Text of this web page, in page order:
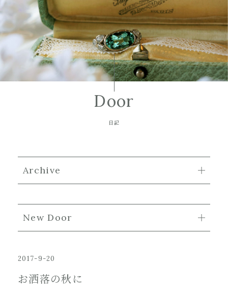
Door
日記
Archive
New Door
2017-9-20
お洒落の秋に